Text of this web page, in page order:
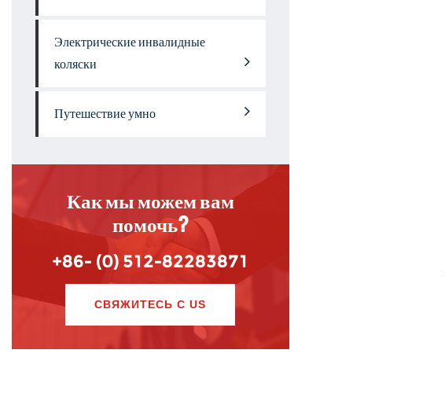
Электрические инвалидные
коляски
Путешествие умно
Как мы можем вам
помочь?
+86- (0) 512-82283871
СВЯЖИТЕСЬ С US